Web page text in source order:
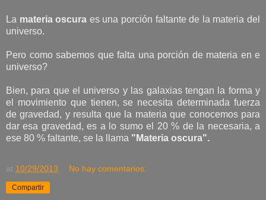
La materia oscura es una porción faltante de la materia del
universo.
Pero como sabemos que falta una porción de materia en e
universo?
Bien, para que el universo y las galaxias tengan la forma y
el movimiento que tienen, se necesita determinada fuerza
de gravedad, y resulta que la materia que conocemos para
dar esa gravedad, es a lo sumo el 20 % de la necesaria, a
ese 80 % faltante, se la llama "Materia oscura".
at 10/29/2013 No hay comentarios:
Compartir